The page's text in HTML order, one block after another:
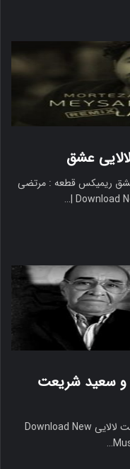
عشق
عشق ریمیکس قطعه : مرتضی
و سعید شریعت
دانلود آهنگ ایرج خواجه امیری و سعید شریعت لالایی Download New